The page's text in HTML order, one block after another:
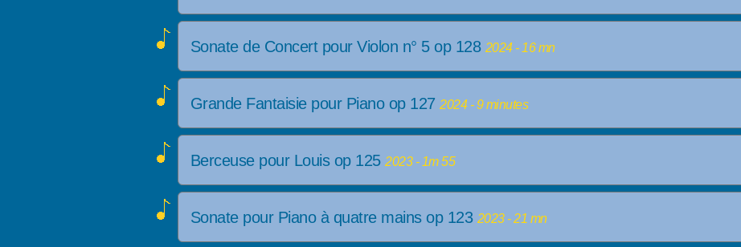
Sonate de Concert pour Violon n° 5 op 128 2024 - 16 mn
Grande Fantaisie pour Piano op 1272024 - 9 minutes
Berceuse pour Louis op 1252023 - 1m 55
Sonate pour Piano à quatre mains op 123 2023 - 21 mn